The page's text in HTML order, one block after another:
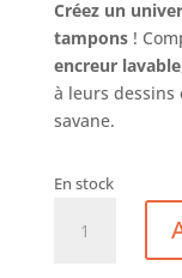
Créez un
tampons!
encreur lavable
à leurs dessins
savane.
En stock